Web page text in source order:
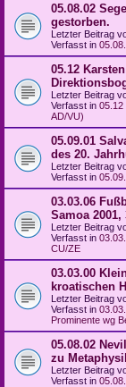
05.08.02
gestorben.
Letzter Beitrag
Verfasst in
05.12
Letzter Beitrag
Verfasst in 05.12
AD/VU)
05.09.01
des 20.
Letzter Beitrag
Verfasst in
03.03.06
Samoa 2001,
Letzter Beitrag
Verfasst in
CU/ZE
03.03.00
kroatischen
Letzter Beitrag
Verfasst in
Prominente wg
05.08.02
zu
Letzter Beitrag
Verfasst in